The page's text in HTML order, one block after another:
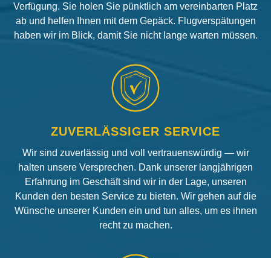
Verfügung. Sie holen Sie pünktlich am vereinbarten Platz
ab und helfen Ihnen mit dem Gepäck. Flugverspätungen
haben wir im Blick, damit Sie nicht lange warten müssen.
ZUVERLÄSSIGER SERVICE
Wir sind zuverlässig und voll vertrauenswürdig — wir
halten unsere Versprechen. Dank unserer langjährigen
Erfahrung im Geschäft sind wir in der Lage, unseren
Kunden den besten Service zu bieten. Wir gehen auf die
Wünsche unserer Kunden ein und tun alles, um es ihnen
recht zu machen.